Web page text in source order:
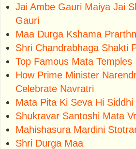
Jai Ambe Gauri Maiya Jai
Gauri
Maa Durga Kshama
Shri Chandrabhaga Shakti
Top Famous Mata Temples
How Prime Minister
Celebrate Navratri
Mata Pita Ki Seva Hi Siddhi
Shukravar Santoshi Mata
Mahishasura Mardini
Shri Durga Maa